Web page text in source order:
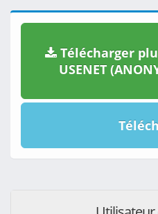
Télécharger
USENET